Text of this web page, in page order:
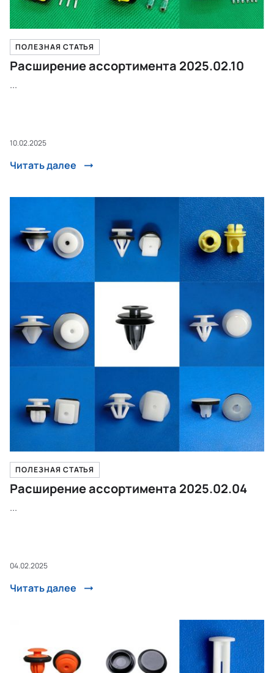
ПОЛЕЗНАЯ СТАТЬЯ
Расширение ассортимента 2025.02.10
...
10.02.2025
Читать далее
ПОЛЕЗНАЯ СТАТЬЯ
Расширение ассортимента 2025.02.04
...
04.02.2025
Читать далее